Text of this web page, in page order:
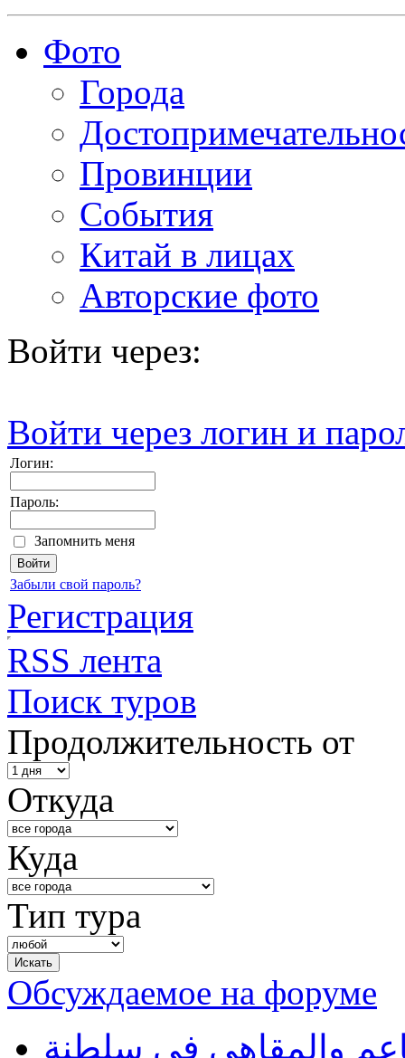
Фото
Города
Провинции
События
Китай в лицах
Авторские фото
Войти через:
Войти через логин и
Логин:
Пароль:
Запомнить меня
Забыли свой пароль?
Регистрация
RSS лента
Поиск туров
Продолжительность от
Откуда
Куда
Тип тура
Обсуждаемое на форуме
والمقاهي في سلطنة